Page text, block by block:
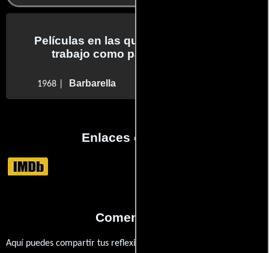
Películas en las que Loriana Bartella
trabajo como parte del reparto
1968 | Barbarella
Enlaces externos
Comentarios
Aquí puedes compartir tus reflexiones, anécdotas y opiniones